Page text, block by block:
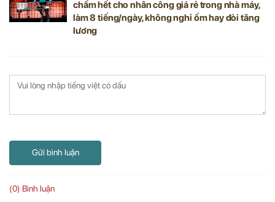
chấm hết cho nhân công giá rẻ trong nhà máy,
làm 8 tiếng/ngày, không nghỉ ốm hay đòi tăng
lương
Gửi bình luận
(0) Bình luận